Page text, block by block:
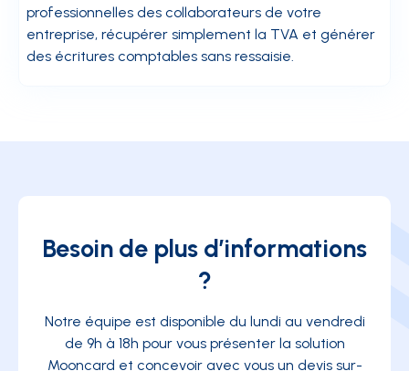
professionnelles des collaborateurs de votre
entreprise, récupérer simplement la TVA et générer
des écritures comptables sans ressaisie.
Besoin de plus d’informations
?
Notre équipe est disponible du lundi au vendredi
de 9h à 18h pour vous présenter la solution
Mooncard et concevoir avec vous un devis sur-